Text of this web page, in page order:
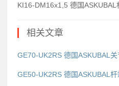
KI16-DM16x1,5 德国
相关文章
GE70-UK2RS 德国ASKUBAL
GE50-UK2RS 德国ASKUBAL